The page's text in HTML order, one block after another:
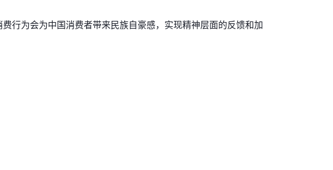
行为会为中国消费者带来民族自豪感，实现精神层面的反馈和加